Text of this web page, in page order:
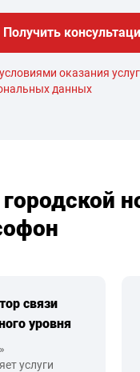
условиями оказания услуг
данных
связи
уровня
услуги